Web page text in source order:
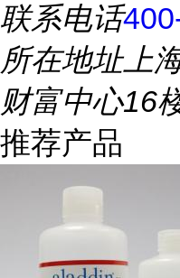
联系电话
所在地址上
财富中心16
推荐产品